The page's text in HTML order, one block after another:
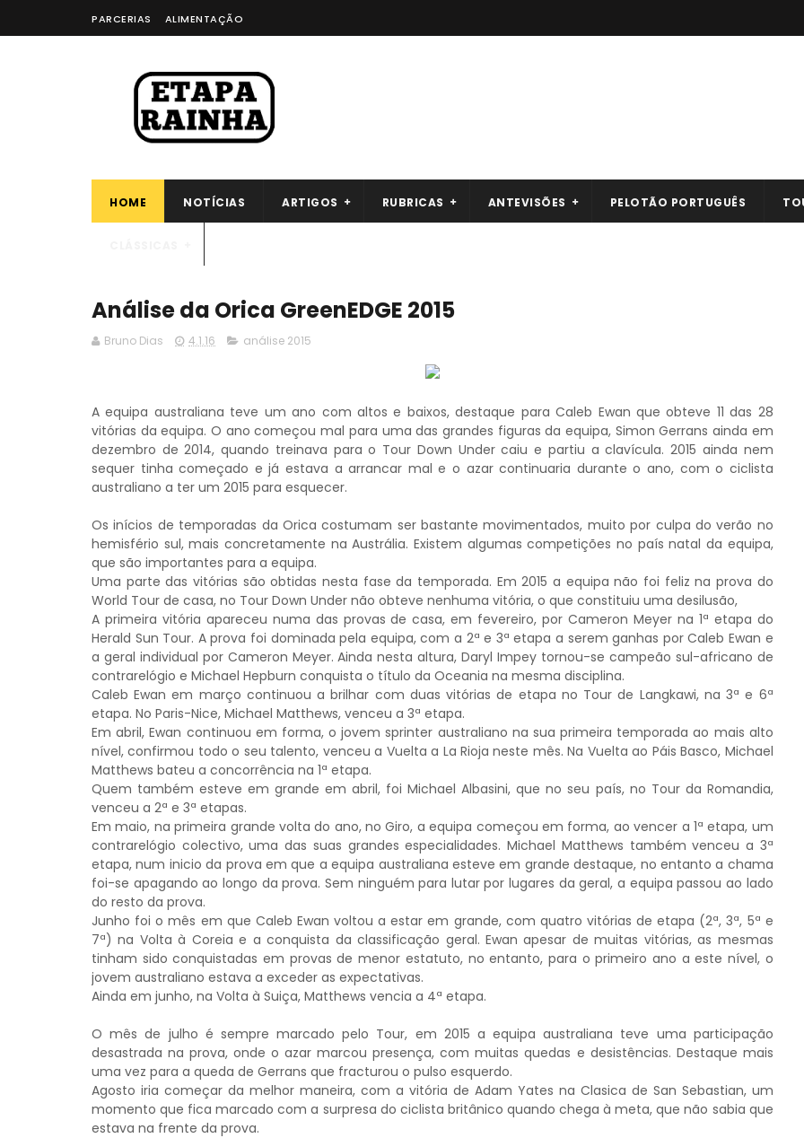
PARCERIAS ALIMENTAÇÃO
HOME NOTÍCIAS ARTIGOS RUBRICAS ANTEVISÕES PELOTÃO PORTUGUÊS
Análise da Orica GreenEDGE 2015
Bruno Dias 4.1.16 análise 2015
A equipa australiana teve um ano com altos e baixos, destaque para Caleb Ewan que obteve 11 das 28
vitórias da equipa. O ano começou mal para uma das grandes figuras da equipa, Simon Gerrans ainda em
dezembro de 2014, quando treinava para o Tour Down Under caiu e partiu a clavícula. 2015 ainda nem
sequer tinha começado e já estava a arrancar mal e o azar continuaria durante o ano, com o ciclista
australiano a ter um 2015 para esquecer.
Os inícios de temporadas da Orica costumam ser bastante movimentados, muito por culpa do verão no
hemisfério sul, mais concretamente na Austrália. Existem algumas competições no país natal da equipa,
que são importantes para a equipa.
Uma parte das vitórias são obtidas nesta fase da temporada. Em 2015 a equipa não foi feliz na prova do
World Tour de casa, no Tour Down Under não obteve nenhuma vitória, o que constituiu uma desilusão,
A primeira vitória apareceu numa das provas de casa, em fevereiro, por Cameron Meyer na 1ª etapa do
Herald Sun Tour. A prova foi dominada pela equipa, com a 2ª e 3ª etapa a serem ganhas por Caleb Ewan e
a geral individual por Cameron Meyer. Ainda nesta altura, Daryl Impey tornou-se campeão sul-africano de
contrarelógio e Michael Hepburn conquista o título da Oceania na mesma disciplina.
Caleb Ewan em março continuou a brilhar com duas vitórias de etapa no Tour de Langkawi, na 3ª e 6ª
etapa. No Paris-Nice, Michael Matthews, venceu a 3ª etapa.
Em abril, Ewan continuou em forma, o jovem sprinter australiano na sua primeira temporada ao mais alto
nível, confirmou todo o seu talento, venceu a Vuelta a La Rioja neste mês. Na Vuelta ao Páis Basco, Michael
Matthews bateu a concorrência na 1ª etapa.
Quem também esteve em grande em abril, foi Michael Albasini, que no seu país, no Tour da Romandia,
venceu a 2ª e 3ª etapas.
Em maio, na primeira grande volta do ano, no Giro, a equipa começou em forma, ao vencer a 1ª etapa, um
contrarelógio colectivo, uma das suas grandes especialidades. Michael Matthews também venceu a 3ª
etapa, num inicio da prova em que a equipa australiana esteve em grande destaque, no entanto a chama
foi-se apagando ao longo da prova. Sem ninguém para lutar por lugares da geral, a equipa passou ao lado
do resto da prova.
Junho foi o mês em que Caleb Ewan voltou a estar em grande, com quatro vitórias de etapa (2ª, 3ª, 5ª e
7ª) na Volta à Coreia e a conquista da classificação geral. Ewan apesar de muitas vitórias, as mesmas
tinham sido conquistadas em provas de menor estatuto, no entanto, para o primeiro ano a este nível, o
jovem australiano estava a exceder as expectativas.
Ainda em junho, na Volta à Suiça, Matthews vencia a 4ª etapa.
O mês de julho é sempre marcado pelo Tour, em 2015 a equipa australiana teve uma participação
desastrada na prova, onde o azar marcou presença, com muitas quedas e desistências. Destaque mais
uma vez para a queda de Gerrans que fracturou o pulso esquerdo.
Agosto iria começar da melhor maneira, com a vitória de Adam Yates na Clasica de San Sebastian, um
momento que fica marcado com a surpresa do ciclista britânico quando chega à meta, que não sabia que
estava na frente da prova.